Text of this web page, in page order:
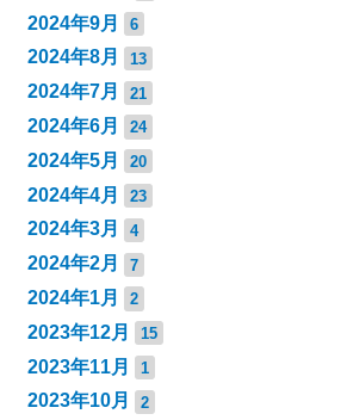
2024年9月 6
2024年8月 13
2024年7月 21
2024年6月 24
2024年5月 20
2024年4月 23
2024年3月 4
2024年2月 7
2024年1月 2
2023年12月 15
2023年11月 1
2023年10月 2